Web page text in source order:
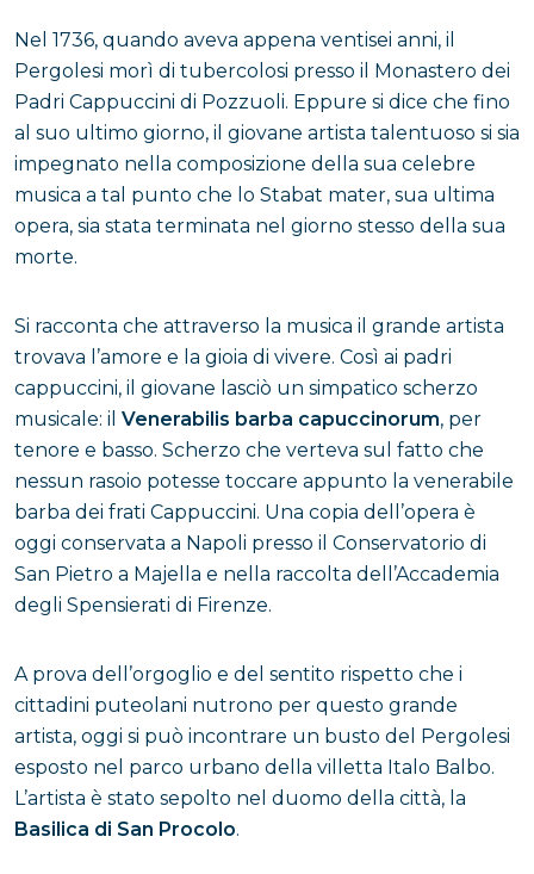
Nel 1736, quando aveva appena ventisei anni, il
Pergolesi morì di tubercolosi presso il Monastero dei
Padri Cappuccini di Pozzuoli. Eppure si dice che fino
al suo ultimo giorno, il giovane artista talentuoso si sia
impegnato nella composizione della sua celebre
musica a tal punto che lo Stabat mater, sua ultima
opera, sia stata terminata nel giorno stesso della sua
morte.
Si racconta che attraverso la musica il grande artista
trovava l’amore e la gioia di vivere. Così ai padri
cappuccini, il giovane lasciò un simpatico scherzo
musicale: il Venerabilis barba capuccinorum, per
tenore e basso. Scherzo che verteva sul fatto che
nessun rasoio potesse toccare appunto la venerabile
barba dei frati Cappuccini. Una copia dell’opera è
oggi conservata a Napoli presso il Conservatorio di
San Pietro a Majella e nella raccolta dell’Accademia
degli Spensierati di Firenze.
A prova dell’orgoglio e del sentito rispetto che i
cittadini puteolani nutrono per questo grande
artista, oggi si può incontrare un busto del Pergolesi
esposto nel parco urbano della villetta Italo Balbo.
L’artista è stato sepolto nel duomo della città, la
Basilica di San Procolo.